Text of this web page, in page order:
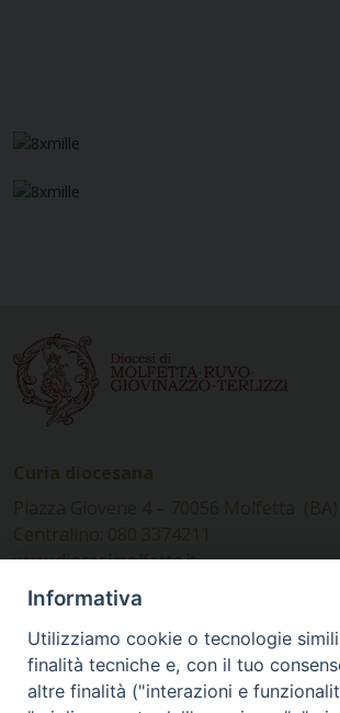
www.diocesimolfetta.it –
diocesimolfetta@pec.chiesacattolica.it
Ufficio Comunicazioni sociali
Piazza Giovene 4 – 70056 Molfetta (BA)
Informativa
Utilizziamo cookie o tecnologie
finalità tecniche e, con il tuo
altre finalità ("interazioni e